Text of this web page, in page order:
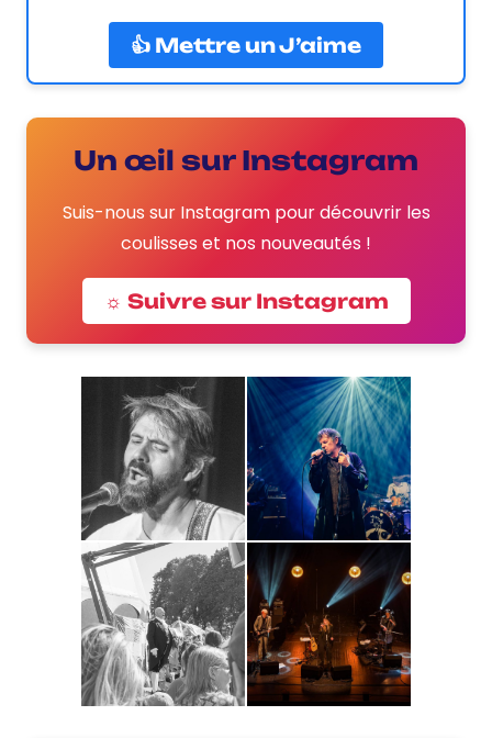
👍 Mettre un J’aime
Un œil sur Instagram
Suis-nous sur Instagram pour découvrir les
coulisses et nos nouveautés !
☼ Suivre sur Instagram